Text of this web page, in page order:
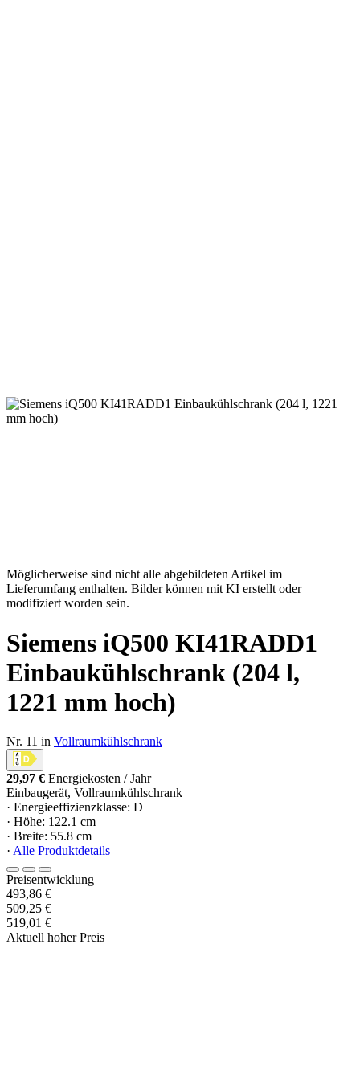
Möglicherweise sind nicht alle abgebildeten Artikel im
Lieferumfang enthalten. Bilder können mit KI erstellt oder
modifiziert worden sein.
Siemens iQ500 KI41RADD1
Einbaukühlschrank (204 l,
1221 mm hoch)
Nr. 11 in Vollraumkühlschrank
29,97 € Energiekosten / Jahr
Einbaugerät, Vollraumkühlschrank
· Energieeffizienzklasse: D
· Höhe: 122.1 cm
· Breite: 55.8 cm
· Alle Produktdetails
Preisentwicklung
493,86 €
509,25 €
519,01 €
Aktuell hoher Preis